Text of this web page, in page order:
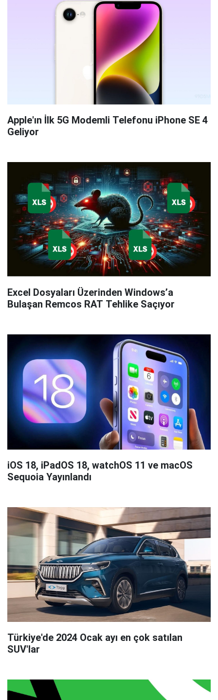
Apple'ın İlk 5G Modemli Telefonu iPhone SE 4
Geliyor
Excel Dosyaları Üzerinden Windows’a
Bulaşan Remcos RAT Tehlike Saçıyor
iOS 18, iPadOS 18, watchOS 11 ve macOS
Sequoia Yayınlandı
Türkiye'de 2024 Ocak ayı en çok satılan
SUV'lar